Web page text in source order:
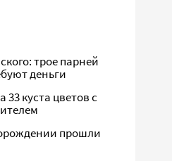
трое парней
деньги
куста цветов с
прошли